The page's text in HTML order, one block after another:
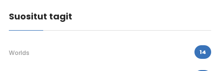
Suositut tagit
Worlds 14